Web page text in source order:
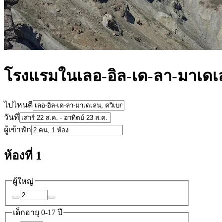
โรงแรมในเลอ-อิล-เด-ลา-มาเด
ไปไหนดี
วันที่
ผู้เข้าพัก
ห้องที่ 1
ผู้ใหญ่
เด็กอายุ 0-17 ปี